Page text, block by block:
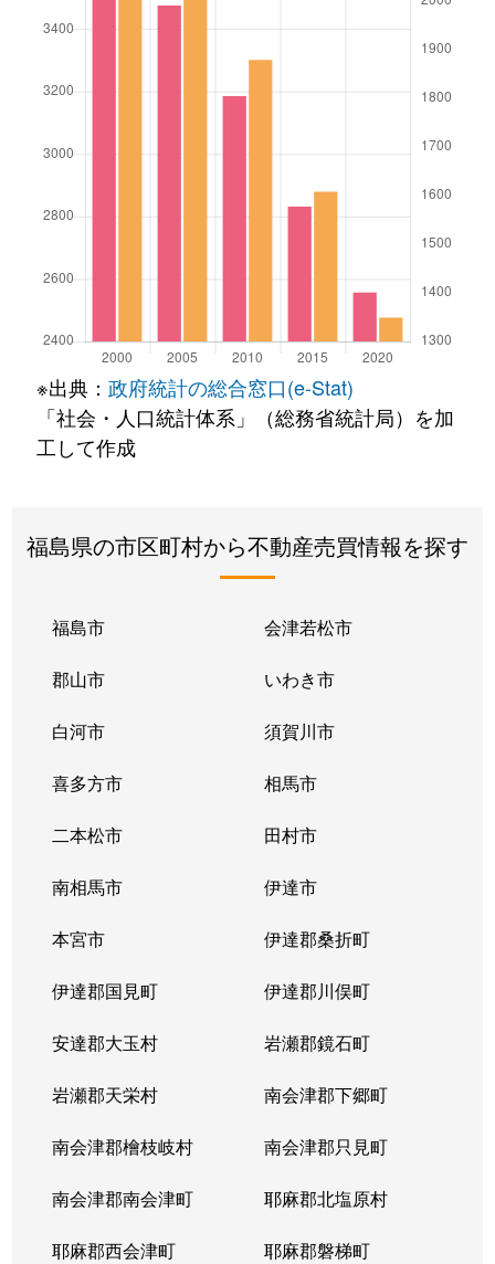
※出典： 政府統計の総合窓口(e-Stat)
「社会・人口統計体系」（総務省統計局）を加
工して作成
福島県の市区町村から不動産売買情報を探す
福島市 会津若松市
郡山市 いわき市
白河市 須賀川市
喜多方市 相馬市
二本松市 田村市
南相馬市 伊達市
本宮市 伊達郡桑折町
伊達郡国見町 伊達郡川俣町
安達郡大玉村 岩瀬郡鏡石町
岩瀬郡天栄村 南会津郡下郷町
南会津郡檜枝岐村 南会津郡只見町
南会津郡南会津町 耶麻郡北塩原村
耶麻郡西会津町 耶麻郡磐梯町